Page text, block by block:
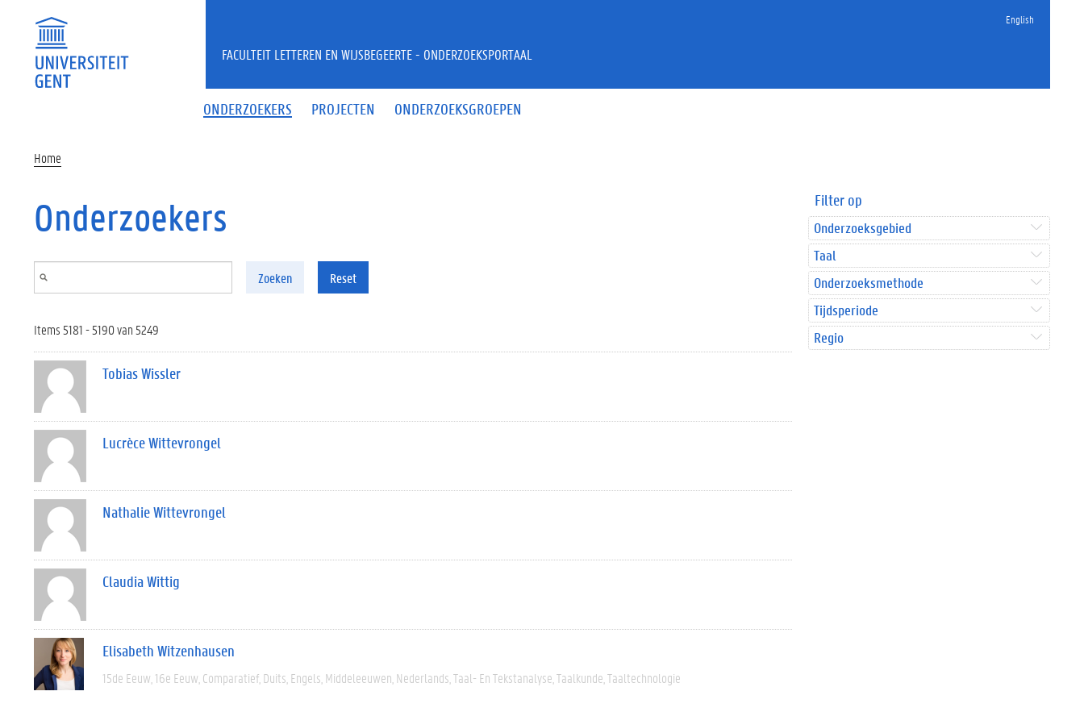
English
ONDERZOEKERS PROJECTEN ONDERZOEKSGROEPEN
FACULTEIT LETTEREN EN WIJSBEGEERTE - ONDERZOEKSPORTAAL
Home
Onderzoekers
Zoeken Reset
Items 5181 - 5190 van 5249
Tobias Wissler
Lucrèce Wittevrongel
Nathalie Wittevrongel
Claudia Wittig
Elisabeth Witzenhausen
15de Eeuw 16e Eeuw Comparatief Duits Engels Middeleeuwen Nederlands Taal- En Tekstanalyse Taalkunde Taaltechnologie
Filter op
Onderzoeksgebied
Taal
Onderzoeksmethode
Tijdsperiode
Regio